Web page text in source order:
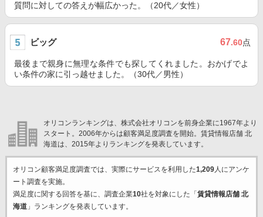
質問に対しての答えが幅広かった。（20代／女性）
ビッグ 67.60点
最後まで親身に無理な条件でも探してくれました。おかげでよ
い条件の家に引っ越せました。（30代／男性）
オリコンランキングは、株式会社オリコンを前身企業に1967年より
スタート。2006年からは顧客満足度調査を開始。賃貸情報店舗 北
海道は、2015年よりランキングを発表しています。
オリコン顧客満足度調査では、実際にサービスを利用した1,209人にアンケ
ート調査を実施。
満足度に関する回答を基に、調査企業10社を対象にした「 賃貸情報店舗 北
海道」ランキングを発表しています。